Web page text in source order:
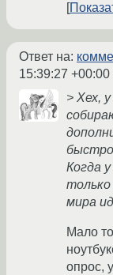
Ответ на:
15:39:27 +00:00
> Хех,
Когда
мира
Мало
опрос,